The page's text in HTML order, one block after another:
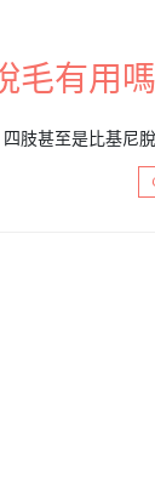
毛有用
肢甚至是比基尼